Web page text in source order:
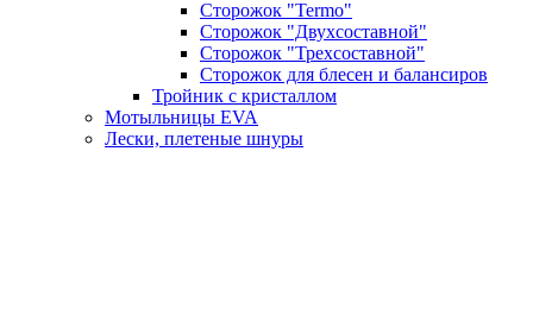
Сторожок "Termo"
Сторожок "Двухсоставной"
Сторожок "Трехсоставной"
Сторожок для блесен и балансиров
Тройник с кристаллом
Мотыльницы EVA
Лески, плетеные шнуры